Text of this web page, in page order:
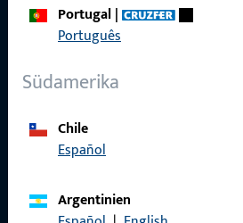
Portugal|
Português
Südamerika
Chile
Español
Argentinien
Produktkatalog